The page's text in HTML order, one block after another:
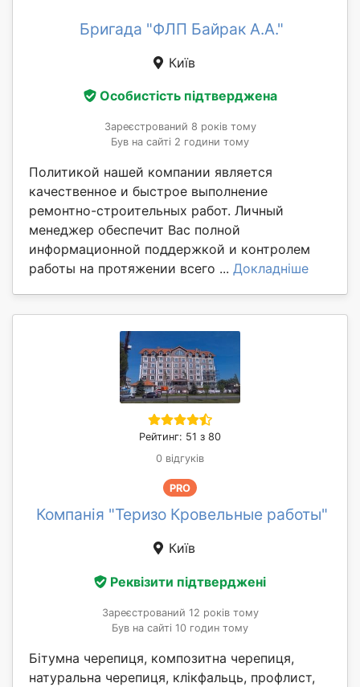
Бригада "ФЛП Байрак А.А."
Київ
Особистість підтверджена
Зареєстрований 8 років тому
Був на сайті 2 години тому
Политикой нашей компании является
качественное и быстрое выполнение
ремонтно-строительных работ. Личный
менеджер обеспечит Вас полной
информационной поддержкой и контролем
работы на протяжении всего ... Докладніше
Рейтинг: 51 з 80
0 відгуків
PRO
Компанія "Теризо Кровельные работы"
Київ
Реквізити підтверджені
Зареєстрований 12 років тому
Був на сайті 10 годин тому
Бітумна черепиця, композитна черепиця,
натуральна черепиця, клікфальць, профлист,